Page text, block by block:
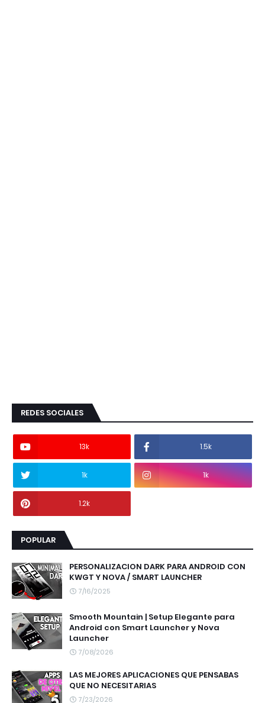
REDES SOCIALES
13k 1.5k
1k 1k
1.2k
POPULAR
PERSONALIZACION DARK PARA ANDROID CON
KWGT Y NOVA / SMART LAUNCHER
7/16/2025
Smooth Mountain | Setup Elegante para
Android con Smart Launcher y Nova
Launcher
7/08/2026
LAS MEJORES APLICACIONES QUE PENSABAS
QUE NO NECESITARIAS
7/23/2026